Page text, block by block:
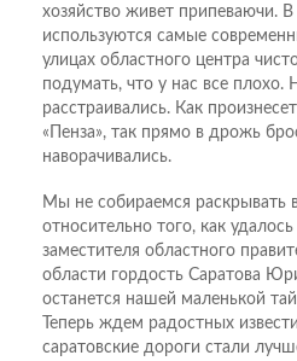
хозяйство живет припеваючи.
используются самые
улицах областного центра
подумать, что у нас все плохо.
расстраивались. Как
«Пенза», так прямо в дрожь
наворачивались.
Мы не собираемся раскрывать
относительно того, как
заместителя областного
области гордость Саратова
останется нашей маленькой
Теперь ждем радостных
саратовские дороги стали